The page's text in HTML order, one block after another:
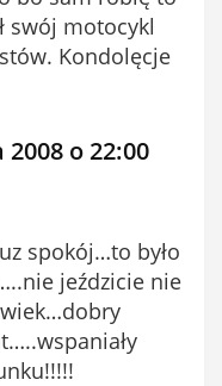
swój motocykl
Kondolęcje
o 22:00
spokój…to było
jeździcie nie